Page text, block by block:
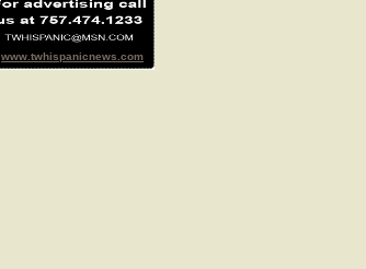
www.twhispanicnews.com